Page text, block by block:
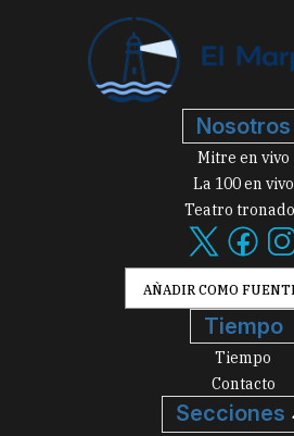
Nosotros
Mitre en vivo
La 100 en vivo
Teatro
AÑADIR COMO
Tiempo
Tiempo
Contacto
Secciones